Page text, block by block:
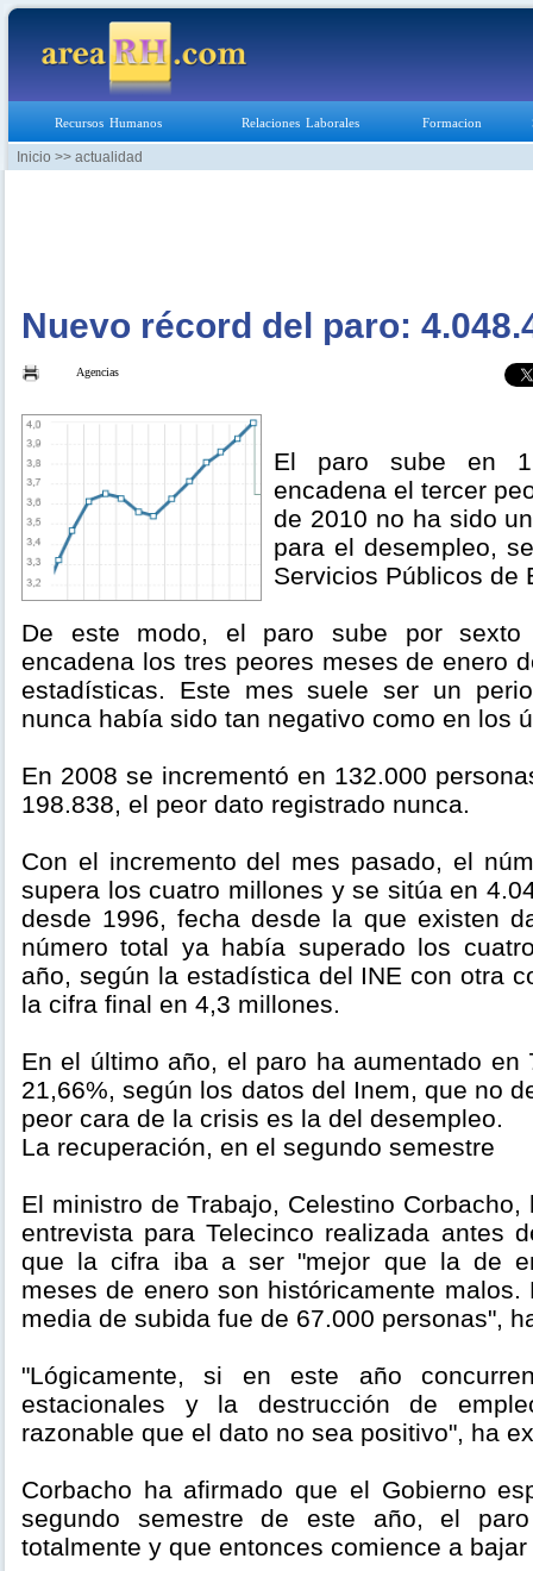
Recursos Humanos Relaciones Laborales Formacion
Inicio >> actualidad
Nuevo récord del paro:
Agencias
El paro sube en
encadena el tercer
de 2010 no ha sido
para el desempleo,
Servicios Públicos de
De este modo, el paro sube por sexto
encadena los tres peores meses de enero
estadísticas. Este mes suele ser un
nunca había sido tan negativo como en los
En 2008 se incrementó en 132.000
198.838, el peor dato registrado nunca.
Con el incremento del mes pasado, el
supera los cuatro millones y se sitúa en
desde 1996, fecha desde la que existen
número total ya había superado los
año, según la estadística del INE con otra
la cifra final en 4,3 millones.
En el último año, el paro ha aumentado en
21,66%, según los datos del Inem, que no
peor cara de la crisis es la del desempleo.
La recuperación, en el segundo semestre
El ministro de Trabajo, Celestino
entrevista para Telecinco realizada antes
que la cifra iba a ser "mejor que la de
meses de enero son históricamente
media de subida fue de 67.000 personas",
"Lógicamente, si en este año
estacionales y la destrucción de
razonable que el dato no sea positivo", ha
Corbacho ha afirmado que el Gobierno
segundo semestre de este año, el
totalmente y que entonces comience a